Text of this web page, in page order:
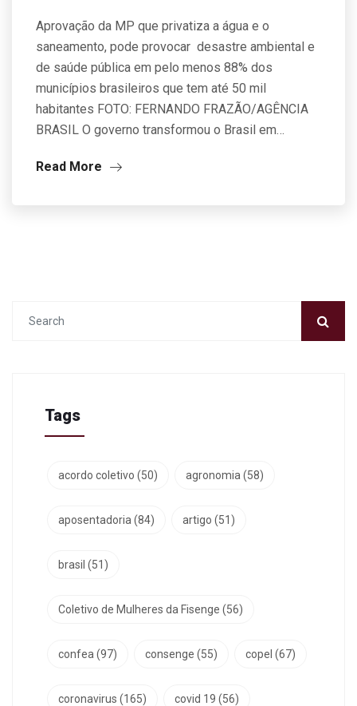
Aprovação da MP que privatiza a água e o
saneamento, pode provocar desastre ambiental e
de saúde pública em pelo menos 88% dos
municípios brasileiros que tem até 50 mil
habitantes FOTO: FERNANDO FRAZÃO/AGÊNCIA
BRASIL O governo transformou o Brasil em…
Read More
Tags
acordo coletivo (50) agronomia (58)
aposentadoria (84) artigo (51)
brasil (51)
Coletivo de Mulheres da Fisenge (56)
confea (97) consenge (55) copel (67)
coronavirus (165) covid 19 (56)